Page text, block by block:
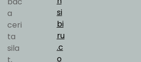
a
ceri
ta
sila
si
bi
ru
.c
o